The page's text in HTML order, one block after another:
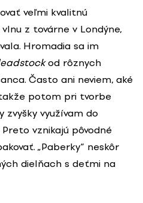
veľmi kvalitnú
z továrne v Londýne,
Hromadia sa im
od rôznych
Často ani neviem, aké
potom pri tvorbe
zvyšky využívam do
vznikajú pôvodné
„Paberky“ neskôr
dielňach s deťmi na